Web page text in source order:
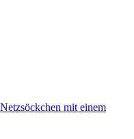
mit einem